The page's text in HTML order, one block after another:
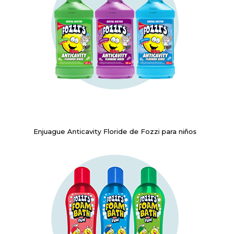
Enjuague Anticavity Floride de Fozzi para niños